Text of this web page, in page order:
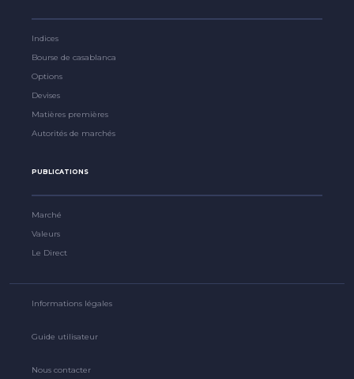
Indices
Bourse de casablanca
Options
Devises
Matières premières
Autorités de marchés
PUBLICATIONS
Marché
Valeurs
Le Direct
Informations légales
Guide utilisateur
Nous contacter